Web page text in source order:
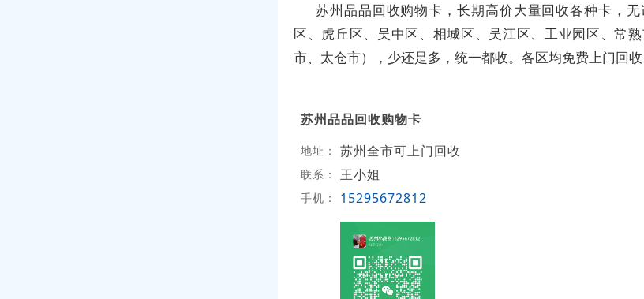
苏州品品回收购物卡，长期高价大量回收各种卡，
区、虎丘区、吴中区、相城区、吴江区、工业园区、常
市、太仓市），少还是多，统一都收。各区均免费上门回收
苏州品品回收购物卡
地址： 苏州全市可上门回收
联系： 王小姐
手机： 15295672812